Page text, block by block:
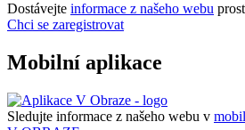
Dostávejte informace z našeho webu
Chci se zaregistrovat
Mobilní aplikace
Sledujte informace z našeho webu v